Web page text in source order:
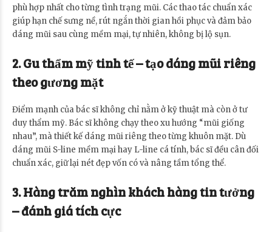
phù hợp nhất cho từng tình trạng mũi. Các thao tác chuẩn xác
giúp hạn chế sưng nề, rút ngắn thời gian hồi phục và đảm bảo
dáng mũi sau cùng mềm mại, tự nhiên, không bị lộ sụn.
2. Gu thẩm mỹ tinh tế – tạo dáng mũi riêng
theo gương mặt
Điểm mạnh của bác sĩ không chỉ nằm ở kỹ thuật mà còn ở tư
duy thẩm mỹ. Bác sĩ không chạy theo xu hướng “mũi giống
nhau”, mà thiết kế dáng mũi riêng theo từng khuôn mặt. Dù
dáng mũi S-line mềm mại hay L-line cá tính, bác sĩ đều cân đối
chuẩn xác, giữ lại nét đẹp vốn có và nâng tầm tổng thể.
3. Hàng trăm nghìn khách hàng tin tưởng
– đánh giá tích cực